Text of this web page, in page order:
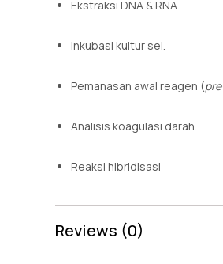
Ekstraksi DNA & RNA.
Inkubasi kultur sel.
Pemanasan awal reagen (
Analisis koagulasi darah.
Reaksi hibridisasi
Reviews (0)